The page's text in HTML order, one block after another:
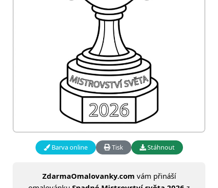
Barva online Tisk Stáhnout
ZdarmaOmalovanky.com vám přináší